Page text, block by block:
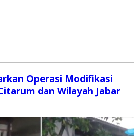
Operasi Modifikasi
dan Wilayah Jabar